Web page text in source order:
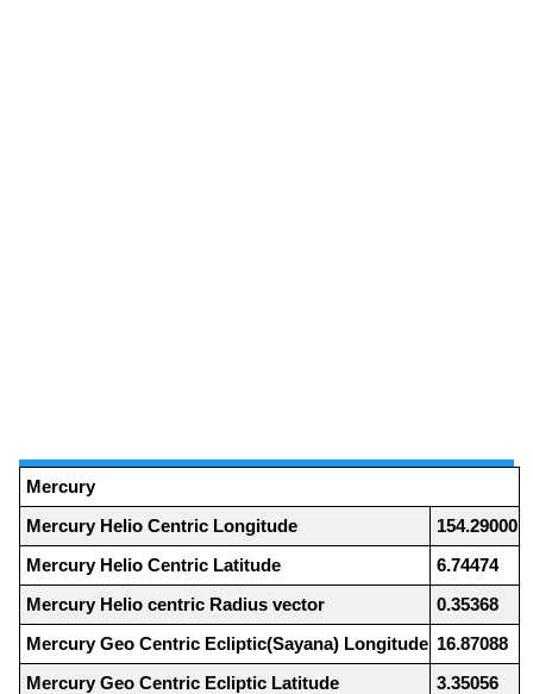
Mercury
Mercury Helio Centric Longitude
154.29000
Mercury Helio Centric Latitude
6.74474
Mercury Helio centric Radius vector
0.35368
Mercury Geo Centric Ecliptic(Sayana) Longitude 16.87088
Mercury Geo Centric Ecliptic Latitude
3.35056